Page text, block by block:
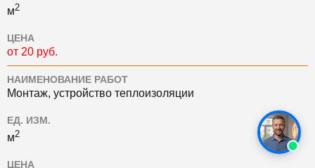
м2
ЦЕНА
от 20 руб.
НАИМЕНОВАНИЕ РАБОТ
Монтаж, устройство теплоизоляции
ЕД. ИЗМ.
м2
ЦЕНА